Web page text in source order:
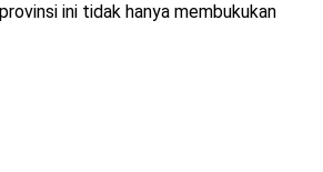
ini tidak hanya membukukan